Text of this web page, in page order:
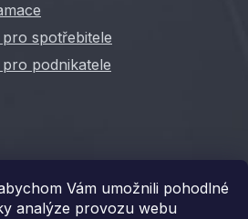
Vám umožnili pohodlné
analýze provozu webu
spotřebitele
podnikatele